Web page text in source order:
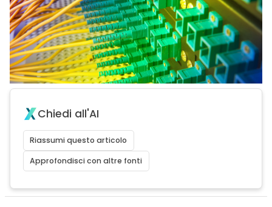
Chiedi all'AI
Riassumi questo articolo
Approfondisci con altre fonti